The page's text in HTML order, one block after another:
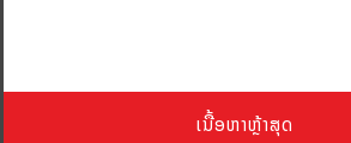
ເນື້ອຫາຫຼ້າສຸດ